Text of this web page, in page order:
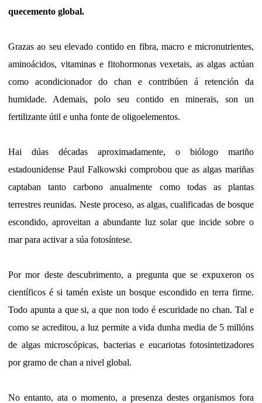
quecemento global.
Grazas ao seu elevado contido en fibra, macro e micronutrientes,
aminoácidos, vitaminas e fitohormonas vexetais, as algas actúan
como acondicionador do chan e contribúen á retención da
humidade. Ademais, polo seu contido en minerais, son un
fertilizante útil e unha fonte de oligoelementos.
Hai dúas décadas aproximadamente, o biólogo mariño
estadounidense Paul Falkowski comprobou que as algas mariñas
captaban tanto carbono anualmente como todas as plantas
terrestres reunidas. Neste proceso, as algas, cualificadas de bosque
escondido, aproveitan a abundante luz solar que incide sobre o
mar para activar a súa fotosíntese.
Por mor deste descubrimento, a pregunta que se expuxeron os
científicos é si tamén existe un bosque escondido en terra firme.
Todo apunta a que si, a que non todo é escuridade no chan. Tal e
como se acreditou, a luz permite a vida dunha media de 5 millóns
de algas microscópicas, bacterias e eucariotas fotosintetizadores
por gramo de chan a nivel global.
No entanto, ata o momento, a presenza destes organismos fora